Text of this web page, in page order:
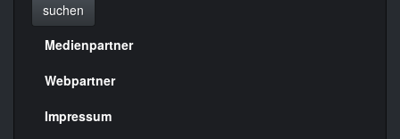
suchen
Menülinks
rechte
Seite
Medienpartner
Webpartner
Impressum